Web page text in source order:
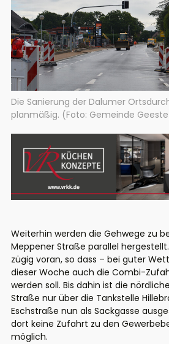
Die Sanierung der Dalumer
planmäßig. (Foto: Gemeinde
Weiterhin werden die Gehwege zu
Meppener Straße parallel
zügig voran, so dass – bei guter
dieser Woche auch die Combi-
werden soll. Bis dahin ist die
Straße nur über die Tankstelle
Eschstraße nun als Sackgasse
dort keine Zufahrt zu den
möglich.